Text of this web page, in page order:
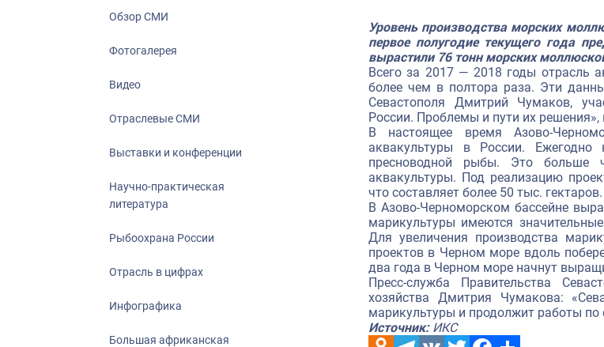
Большая африканская экспедиция
Укрепление духовно-нравственных
События в России и мире
Обзор СМИ
Фотогалерея
Видео
Отраслевые СМИ
Выставки и конференции
Научно-практическая
литература
Рыбоохрана России
Отрасль в цифрах
Инфографика
Большая африканская
Уровень производства морских
первое полугодие текущего года
вырастили 76 тонн морских
Всего за 2017 — 2018 годы отрасль
более чем в полтора раза. Эти
Севастополя Дмитрий Чумаков,
России. Проблемы и пути их решения»,
В настоящее время Азово-
аквакультуры в России.
пресноводной рыбы. Это больше
аквакультуры. Под реализацию
что составляет более 50 тыс. гектаров.
В Азово-Черноморском бассейне
марикультуры имеются
Для увеличения производства
проектов в Черном море вдоль
два года в Черном море начнут
Пресс-служба Правительства
хозяйства Дмитрия Чумакова:
марикультуры и продолжит работы
Источник:ИКС